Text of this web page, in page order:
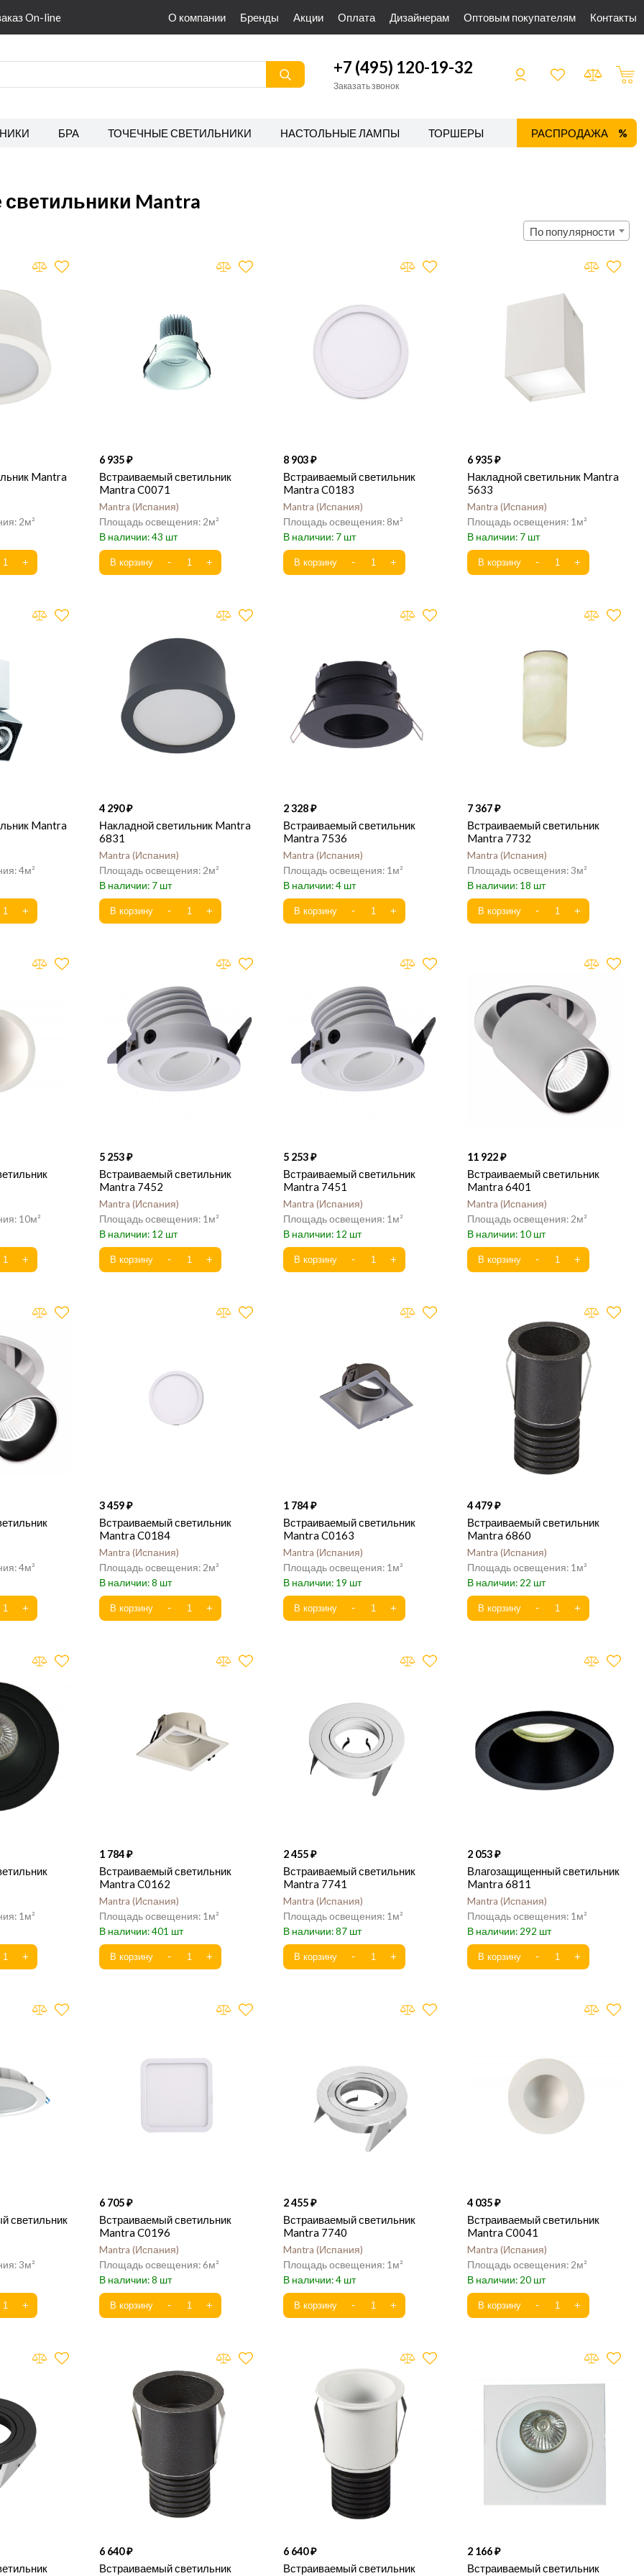
On-line О компании Бренды Акции Оплата Дизайнерам Оптовым покупателям Контакты
+7 (495) 120-19-32
Заказать звонок
БРА ТОЧЕЧНЫЕ СВЕТИЛЬНИКИ НАСТОЛЬНЫЕ ЛАМПЫ ТОРШЕРЫ ТРЕКОВЫЕ СИСТЕМЫ
РАСПРОДАЖА
Mantra
По популярности
Mantra
2
6 935
Встраиваемый светильник
Mantra C0071
Mantra Испания
2
43
8 903
Встраиваемый светильник
Mantra C0183
Mantra Испания
8
7
6 935
Накладной светильник Mantra
5633
Mantra Испания
1
7
Mantra
4
4 290
Накладной светильник Mantra
6831
Mantra Испания
2
7
2 328
Встраиваемый светильник
Mantra 7536
Mantra Испания
1
4
7 367
Встраиваемый светильник
Mantra 7732
Mantra Испания
3
18
10
5 253
Встраиваемый светильник
Mantra 7452
Mantra Испания
1
12
5 253
Встраиваемый светильник
Mantra 7451
Mantra Испания
1
12
11 922
Встраиваемый светильник
Mantra 6401
Mantra Испания
2
10
4
3 459
Встраиваемый светильник
Mantra C0184
Mantra Испания
2
8
1 784
Встраиваемый светильник
Mantra C0163
Mantra Испания
1
19
4 479
Встраиваемый светильник
Mantra 6860
Mantra Испания
1
22
1
1 784
Встраиваемый светильник
Mantra C0162
Mantra Испания
1
401
2 455
Встраиваемый светильник
Mantra 7741
Mantra Испания
1
87
2 053
Влагозащищенный светильник
Mantra 6811
Mantra Испания
1
292
светильник
3
6 705
Встраиваемый светильник
Mantra C0196
Mantra Испания
6
8
2 455
Встраиваемый светильник
Mantra 7740
Mantra Испания
1
4
4 035
Встраиваемый светильник
Mantra C0041
Mantra Испания
2
20
6 640
Встраиваемый светильник
6 640
Встраиваемый светильник
2 166
Встраиваемый светильник